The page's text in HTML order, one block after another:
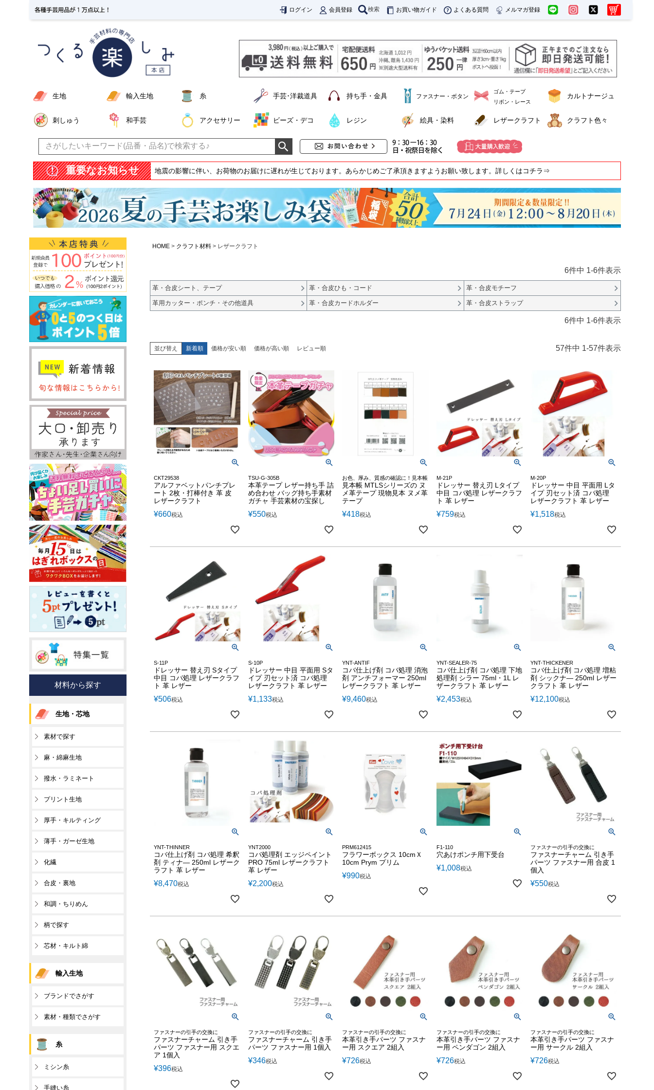
ログイン 会員登録 検索 お買い物ガイド よくある質問 メルマガ登録
生地 輸入生地 糸 手芸･洋裁道具 持ち手・金具 ファスナー・ボタン
ゴム・テープ
リボン・レース
カルトナージュ
刺しゅう 和手芸 アクセサリー ビーズ・デコ レジン 絵具・染料 レザークラフト クラフト色々
重要なお知らせ 地震の影響に伴い、お荷物のお届けに遅れが生じております。あらかじめご了承頂きますようお願い致します。詳しくはコチラ⇒
HOME クラフト材料 レザークラフト
6件中 1-6件表示
革・合皮シート、テープ 革・合皮ひも・コード 革・合皮モチーフ
革用カッター・ポンチ・その他道具 革・合皮カードホルダー 革・合皮ストラップ
6件中 1-6件表示
並び替え 新着順 価格が安い順 価格が高い順 レビュー順 57件中 1-57件表示
CKT29538
アルファベットパンチプレ
ート 2枚・打棒付き 革 皮
レザークラフト
¥660税込
TSU-G-305B
本革テープ レザー持ち手 詰
め合わせ バッグ持ち手素材
ガチャ 手芸素材の宝探し
¥550税込
お色、厚み、質感の確認に！見本帳
見本帳 MTLSシリーズの ヌ
メ革テープ 現物見本 ヌメ革
テープ
¥418税込
M-21P
ドレッサー 替え刃 Lタイプ
中目 コバ処理 レザークラフ
ト 革 レザー
¥759税込
M-20P
ドレッサー 中目 平面用 Lタ
イプ 刃セット済 コバ処理
レザークラフト 革 レザー
¥1,518税込
S-11P
ドレッサー 替え刃 Sタイプ
中目 コバ処理 レザークラフ
ト 革 レザー
¥506税込
S-10P
ドレッサー 中目 平面用 Sタ
イプ 刃セット済 コバ処理
レザークラフト 革 レザー
¥1,133税込
YNT-ANTIF
コバ仕上げ剤 コバ処理 消泡
剤 アンチフォーマー 250ml
レザークラフト 革 レザー
¥9,460税込
YNT-SEALER-75
コバ仕上げ剤 コバ処理 下地
処理剤 シラー 75ml・1L レ
ザークラフト 革 レザー
¥2,453税込
YNT-THICKENER
コバ仕上げ剤 コバ処理 増粘
剤 シックナ― 250ml レザー
クラフト 革 レザー
¥12,100税込
YNT-THINNER
コバ仕上げ剤 コバ処理 希釈
剤 ティナ― 250ml レザーク
ラフト 革 レザー
¥8,470税込
YNT2000
コバ処理剤 エッジペイント
PRO 75ml レザークラフト
革 レザー
¥2,200税込
PRM612415
フラワーボックス 10cmＸ
10cm Prym プリム
¥990税込
F1-110
穴あけポンチ用下受台
¥1,008税込
ファスナーの引手の交換に
ファスナーチャーム 引き手
パーツ ファスナー用 合皮 1
個入
¥550税込
ファスナーの引手の交換に
ファスナーチャーム 引き手
パーツ ファスナー用 スクエ
ア 1個入
¥396税込
ファスナーの引手の交換に
ファスナーチャーム 引き手
パーツ ファスナー用 1個入
¥346税込
ファスナーの引手の交換に
本革引き手パーツ ファスナ
ー用 スクエア 2組入
¥726税込
ファスナーの引手の交換に
本革引き手パーツ ファスナ
ー用 ペンダゴン 2組入
¥726税込
ファスナーの引手の交換に
本革引き手パーツ ファスナ
ー用 サークル 2組入
¥726税込
材料から探す
生地・芯地
素材で探す
麻・綿麻生地
撥水・ラミネート
プリント生地
厚手・キルティング
薄手・ガーゼ生地
化繊
合皮・裏地
和調・ちりめん
柄で探す
芯材・キルト綿
輸入生地
ブランドでさがす
素材・種類でさがす
糸
ミシン糸
手縫い糸